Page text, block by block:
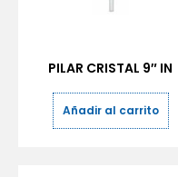
PILAR CRISTAL 9″ IN
Añadir al carrito